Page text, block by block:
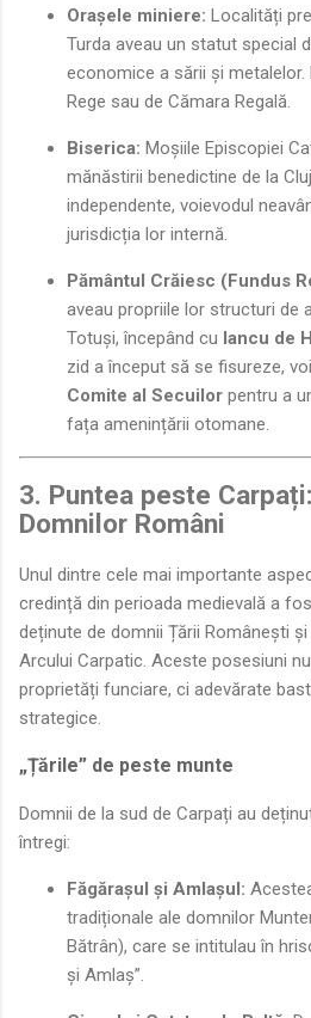
Orașele miniere: Localități
Turda aveau un statut special
economice a sării și metalelor.
Rege sau de Cămara Regală.
Biserica: Moșiile Episcopiei
mănăstirii benedictine de la
independente, voievodul
jurisdicția lor internă.
Pământul Crăiesc (Fundus
aveau propriile lor structuri de
Totuși, începând cu Iancu de
zid a început să se fisureze,
Comite al Secuilor pentru a
fața amenințării otomane.
3. Puntea peste
Domnilor Români
Unul dintre cele mai importante
credință din perioada medievală a
deținute de domnii Țării Românești
Arcului Carpatic. Aceste posesiuni
proprietăți funciare, ci adevărate
strategice.
„Țările” de peste munte
Domnii de la sud de Carpați au
întregi:
Făgărașul și Amlașul:
tradiționale ale domnilor
Bătrân), care se intitulau în
și Amlaș”.